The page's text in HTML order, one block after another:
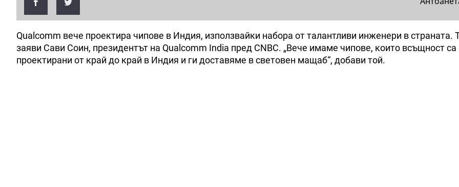
Qualcomm вече проектира чипове в Индия, използвайки набора от талантливи инженери в страната.
заяви Сави Соин, президентът на Qualcomm India пред CNBC. „Вече имаме чипове, които всъщност са
проектирани от край до край в Индия и ги доставяме в световен мащаб“, добави той.